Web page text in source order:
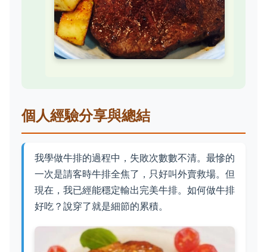
個人經驗分享與總結
我學做牛排的過程中，失敗次數數不清。最慘的
一次是請客時牛排全焦了，只好叫外賣救場。但
現在，我已經能穩定輸出完美牛排。如何做牛排
好吃？說穿了就是細節的累積。